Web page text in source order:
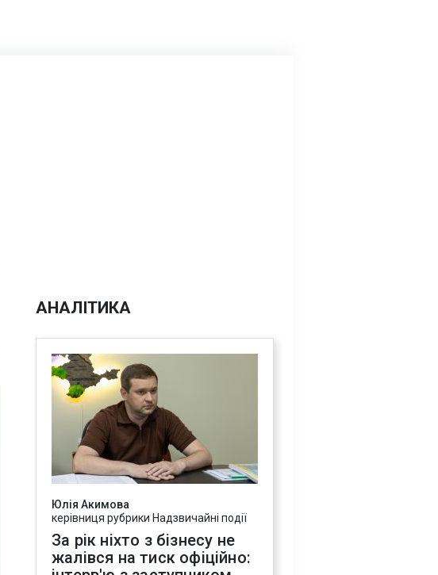
АНАЛІТИКА
Юлія Акимова
керівниця рубрики Надзвичайні події
За рік ніхто з бізнесу не
жалівся на тиск офіційно: